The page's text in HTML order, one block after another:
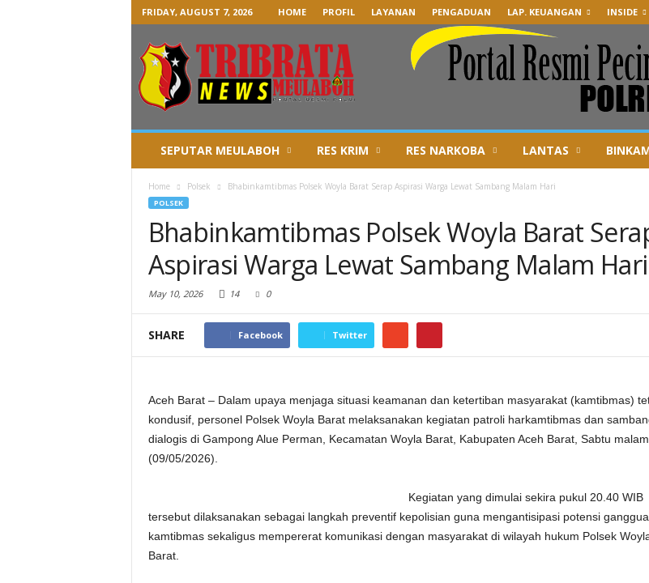
FRIDAY, AUGUST 7, 2026 HOME PROFIL LAYANAN PENGADUAN LAP. KEUANGAN INSIDE
SEPUTAR MEULABOH RES KRIM RES NARKOBA LANTAS
Home Polsek Bhabinkamtibmas Polsek Woyla Barat Serap Aspirasi Warga Lewat Sambang Malam Hari
POLSEK
Bhabinkamtibmas Polsek Woyla Barat
Aspirasi Warga Lewat Sambang Malam Hari
May 10, 2026 14 0
SHARE Facebook Twitter
Aceh Barat – Dalam upaya menjaga situasi keamanan dan ketertiban masyarakat (kamtibmas)
kondusif, personel Polsek Woyla Barat melaksanakan kegiatan patroli harkamtibmas dan
dialogis di Gampong Alue Perman, Kecamatan Woyla Barat, Kabupaten Aceh Barat, Sabtu malam
(09/05/2026).
Kegiatan yang dimulai sekira pukul 20.40 WIB
tersebut dilaksanakan sebagai langkah preventif kepolisian guna mengantisipasi potensi
kamtibmas sekaligus mempererat komunikasi dengan masyarakat di wilayah hukum Polsek
Barat.